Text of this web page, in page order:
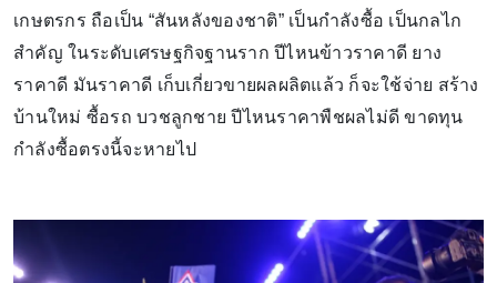
เกษตรกร ถือเป็น “สันหลังของชาติ” เป็นกำลังซื้อ เป็นกลไก
สำคัญ ในระดับเศรษฐกิจฐานราก ปีไหนข้าวราคาดี ยาง
ราคาดี มันราคาดี เก็บเกี่ยวขายผลผลิตแล้ว ก็จะใช้จ่าย สร้าง
บ้านใหม่ ซื้อรถ บวชลูกชาย ปีไหนราคาพืชผลไม่ดี ขาดทุน
กำลังซื้อตรงนี้จะหายไป